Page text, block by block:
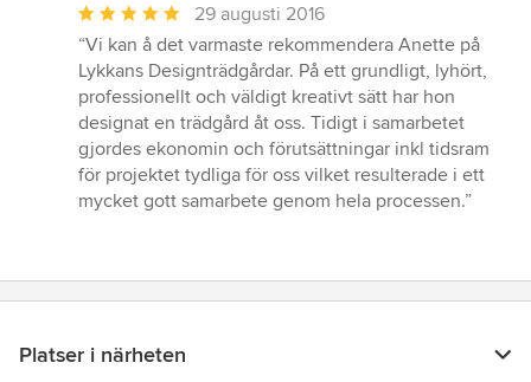
Genomsnittligt
omdöme:
5
av
5
stjärnor
29 augusti 2016
“Vi kan å det varmaste rekommendera Anette på
Lykkans Designträdgårdar. På ett grundligt, lyhört,
professionellt och väldigt kreativt sätt har hon
designat en trädgård åt oss. Tidigt i samarbetet
gjordes ekonomin och förutsättningar inkl tidsram
för projektet tydliga för oss vilket resulterade i ett
mycket gott samarbete genom hela processen.”
Platser i närheten